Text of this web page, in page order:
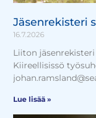
Jäsenrekisteri
16.7.2026
Liiton jäsenrekisteri
Kiireellisissö
Lue lisää »